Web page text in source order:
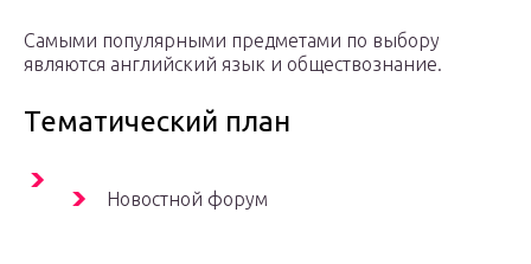
Самыми популярными предметами по выбору
являются английский язык и обществознание.
Тематический план
Новостной форум